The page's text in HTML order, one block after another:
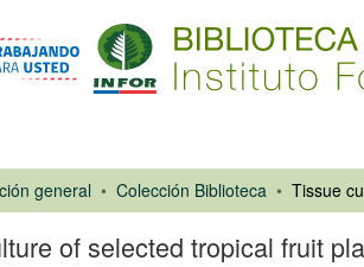
general Colección Biblioteca
of selected tropical fruit